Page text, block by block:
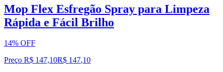
Mop Flex Esfregão Spray para Limpeza
Rápida e Fácil Brilho
14% OFF
Preço R$ 147,10R$ 147,10